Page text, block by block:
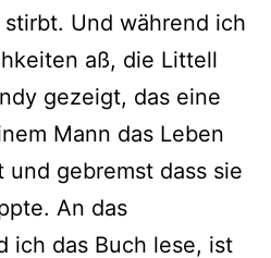
Und während ich
aß, die Littell
gezeigt, das eine
Mann das Leben
gebremst dass sie
An das
ich das Buch lese, ist